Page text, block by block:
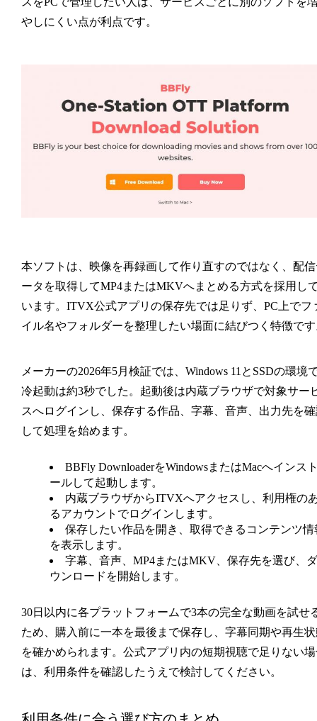
やしにくい点が利点です。
本ソフトは、映像を再録画して作り直すのではなく、配
ータを取得してMP4またはMKVへまとめる方式を採用し
います。ITVX公式アプリの保存先では足りず、PC上でフ
イル名やフォルダーを整理したい場面に結びつく特徴で
メーカーの2026年5月検証では、Windows 11とSSDの環境
冷起動は約3秒でした。起動後は内蔵ブラウザで対象サー
スへログインし、保存する作品、字幕、音声、出力先を
して処理を始めます。
BBFly DownloaderをWindowsまたはMacへインス
ールして起動します。
内蔵ブラウザからITVXへアクセスし、利用権の
るアカウントでログインします。
保存したい作品を開き、取得できるコンテンツ情
を表示します。
字幕、音声、MP4またはMKV、保存先を選び、ダ
ウンロードを開始します。
30日以内に各プラットフォームで3本の完全な動画を試せ
ため、購入前に一本を最後まで保存し、字幕同期や再生
を確かめられます。公式アプリ内の短期視聴で足りない
は、利用条件を確認したうえで検討してください。